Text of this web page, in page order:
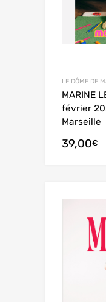
LE DÔME DE
MARINE
février
Marseille
39,00€